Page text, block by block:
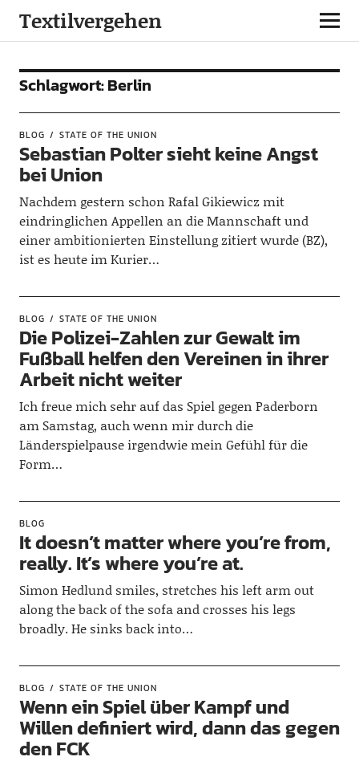
Textilvergehen
Schlagwort:Berlin
BLOG STATE OF THE UNION
Sebastian Polter sieht keine Angst
bei Union
Nachdem gestern schon Rafal Gikiewicz mit
eindringlichen Appellen an die Mannschaft und
einer ambitionierten Einstellung zitiert wurde (BZ),
ist es heute im Kurier…
BLOG STATE OF THE UNION
Die Polizei-Zahlen zur Gewalt im
Fußball helfen den Vereinen in ihrer
Arbeit nicht weiter
Ich freue mich sehr auf das Spiel gegen Paderborn
am Samstag, auch wenn mir durch die
Länderspielpause irgendwie mein Gefühl für die
Form…
BLOG
It doesn’t matter where you’re from,
really. It’s where you’re at.
Simon Hedlund smiles, stretches his left arm out
along the back of the sofa and crosses his legs
broadly. He sinks back into…
BLOG STATE OF THE UNION
Wenn ein Spiel über Kampf und
Willen definiert wird, dann das gegen
den FCK